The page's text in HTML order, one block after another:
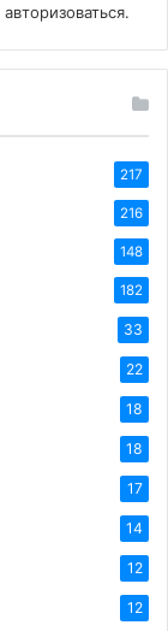
авторизоваться.
217
216
148
182
33
22
18
18
17
14
12
12